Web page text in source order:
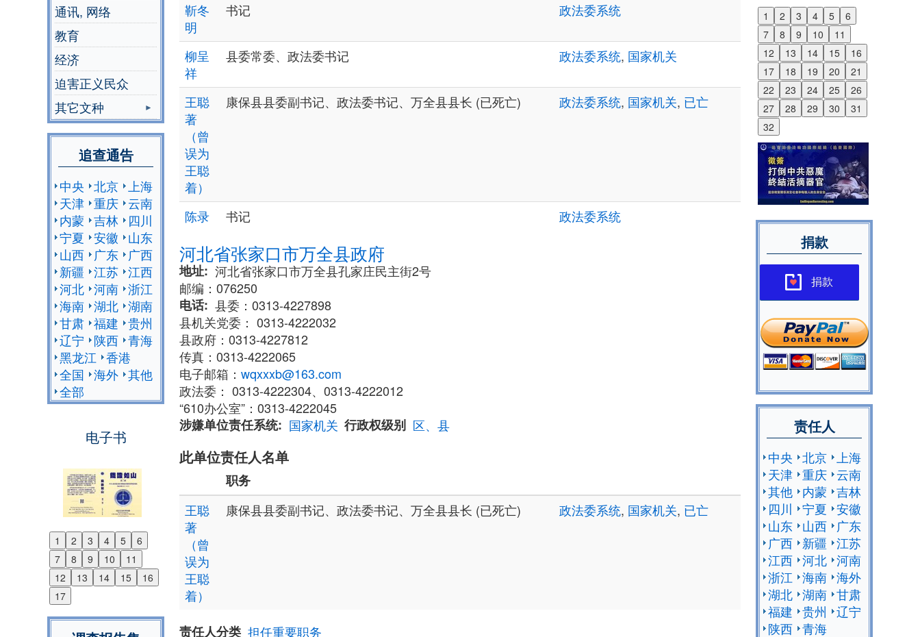
通讯, 网络
教育
经济
迫害正义民众
其它文种
追查通告
中央 北京 上海
天津 重庆 云南
内蒙 吉林
四川
宁夏 安徽
山东
山西
广东
广西
新疆 江苏 江西
河北 河南 浙江
海南 湖北 湖南
甘肃 福建 贵州
辽宁
陕西 青海
黑龙江 香港
全国 海外 其他
全部
电子书
1 2 3 4 5
6
7
8 9 10
11
12
13 14 15
16
17
Previous
Next
靳冬
明
书记 政法委系统
柳呈
祥
县委常委、政法委书记 政法委系统, 国家机关
王聪
著
（曾
误为
王聪
着）
康保县县委副书记、政法委书记、万全县县长 (已死亡) 政法委系统, 国家机关, 已亡
陈录 书记 政法委系统
河北省张家口市万全县政府
地址
​河北省张家口市万全县孔家庄民主街2号
邮编：076250
电话
县委：0313-4227898
县机关党委： 0313-4222032
县政府：0313-4227812
传真：0313-4222065
电子邮箱： wqxxxb@163.com
政法委： 0313-4222304、0313-4222012
“610办公室”：0313-4222045
涉嫌单位责任系统
国家机关 行政权级别 区、县
此单位责任人名单
职务
王聪
著
（曾
误为
王聪
着）
康保县县委副书记、政法委书记、万全县县长 (已死亡) 政法委系统, 国家机关, 已亡
责任人分类 担任重要职务
1 2 3 4 5
6
7
8 9 10
11
12
13 14 15
16
17
18 19 20
21
22
23 24 25
26
27
28 29 30
31
32
Previous
Next
捐款
捐款
责任人
中央 北京
上海
天津 重庆 云南
其他 内蒙 吉林
四川
宁夏 安徽
山东 山西
广东
广西 新疆 江苏
江西 河北 河南
浙江 海南 海外
湖北 湖南 甘肃
福建 贵州
辽宁
陕西 青海